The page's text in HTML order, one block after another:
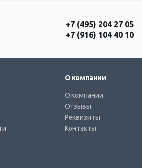
+7 (495) 204 27 05
+7 (916) 104 40 10
О компании
О компании
Отзывы
Реквизиты
Контакты